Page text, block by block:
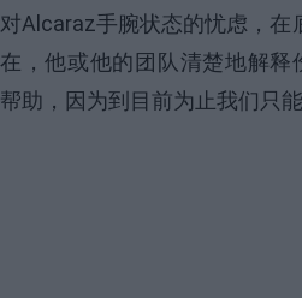
对Alcaraz手腕状态的忧虑，在
在，他或他的团队清楚地解释
帮助，因为到目前为止我们只